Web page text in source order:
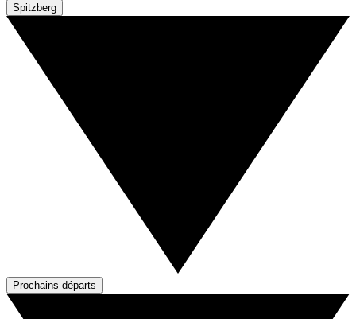
Spitzberg
Prochains départs